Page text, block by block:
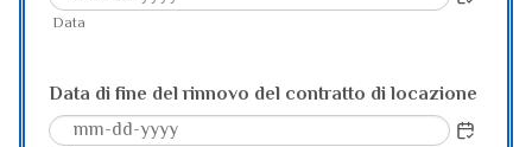
Data
Data di fine del rinnovo del contratto di locazione